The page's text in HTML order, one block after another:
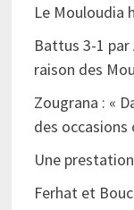
Le Mouloudia
Battus 3-1
raison des
Zougrana : «
des occasions
Une
Ferhat et